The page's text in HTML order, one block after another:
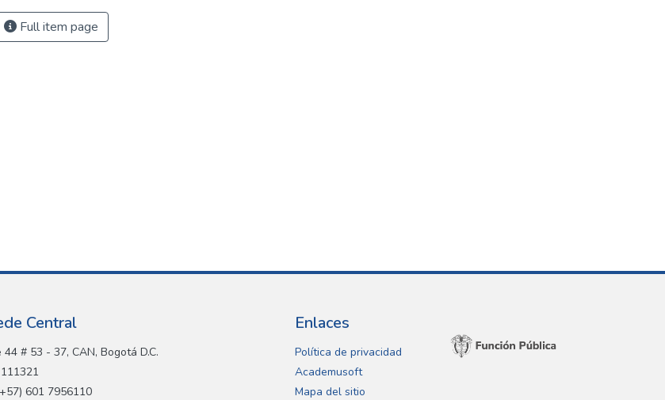
Full item page
Central
44 # 53 - 37, CAN, Bogotá D.C.
111321
601 7956110
Enlaces
Política de privacidad
Academusoft
Mapa del sitio